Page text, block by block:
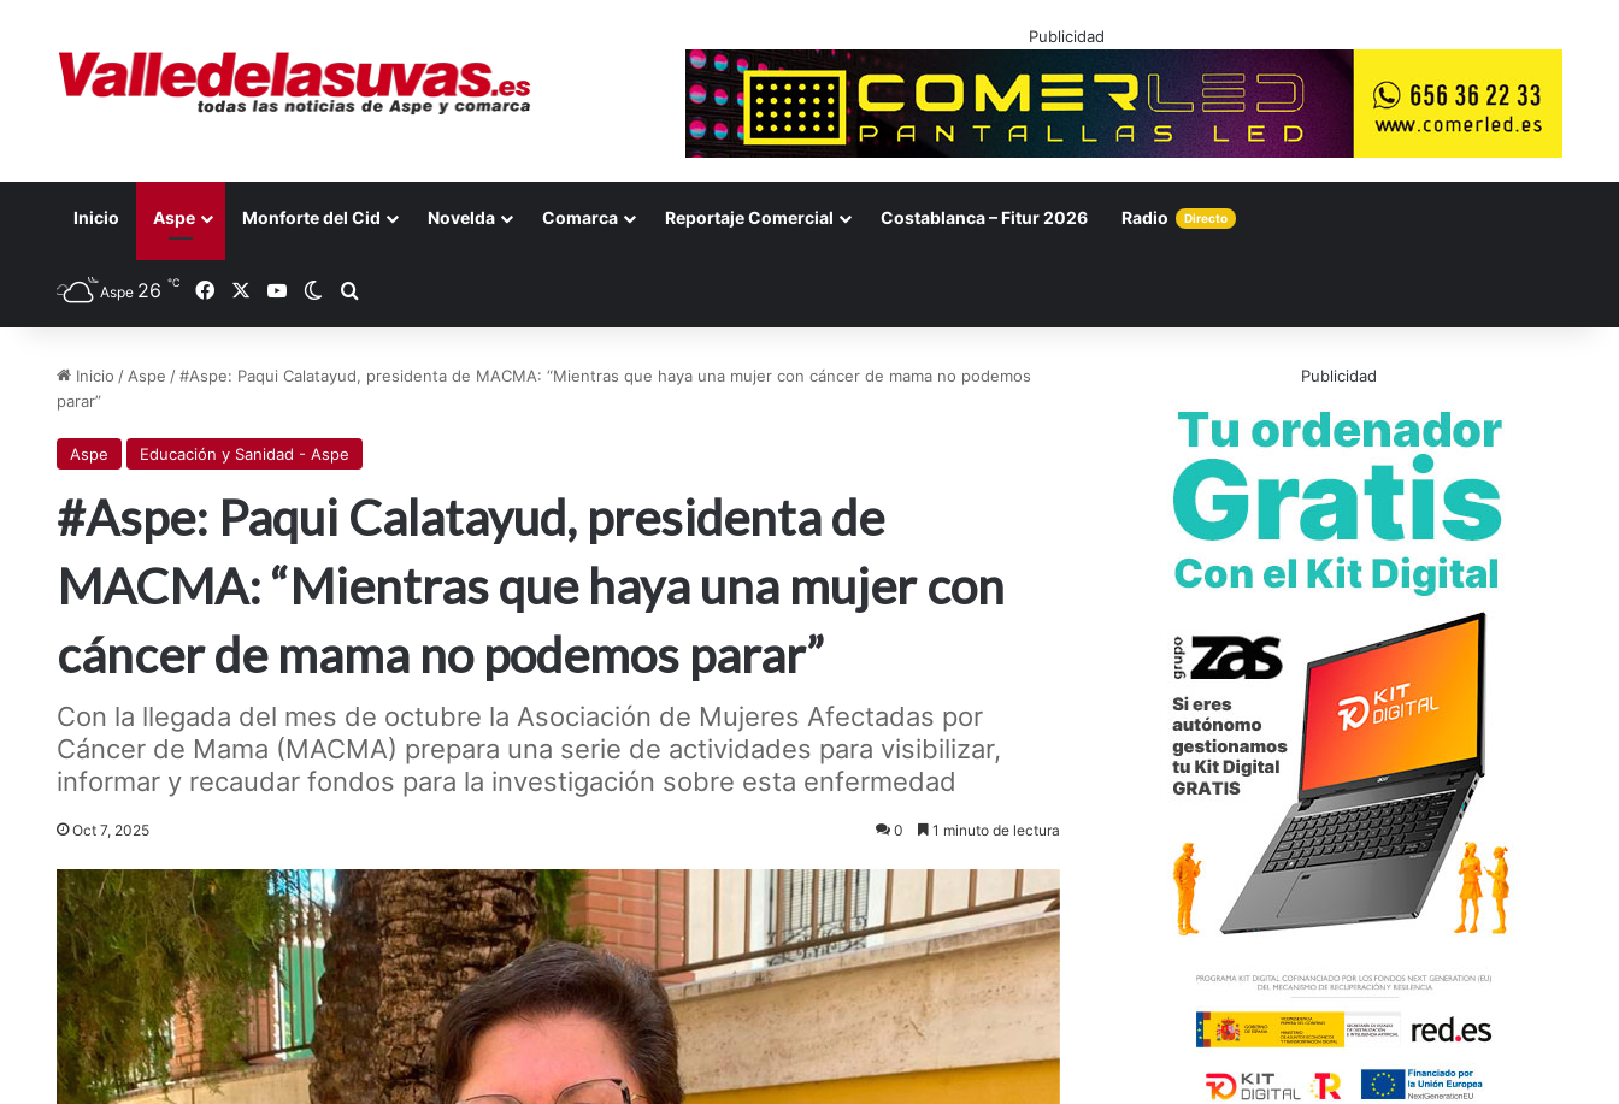
Publicidad
Inicio Aspe Monforte del Cid Novelda Comarca Reportaje Comercial Costablanca – Fitur 2026 Radio Directo
Aspe 26 ℃ FacebookYouTubeSwitch skin
Inicio / Aspe /#Aspe: Paqui Calatayud, presidenta de MACMA: “Mientras que haya una mujer con cáncer de mama no podemos
parar”
Aspe Educación y Sanidad - Aspe
#Aspe: Paqui Calatayud, presidenta de
MACMA: “Mientras que haya una mujer con
cáncer de mama no podemos parar”
Con la llegada del mes de octubre la Asociación de Mujeres Afectadas por
Cáncer de Mama (MACMA) prepara una serie de actividades para visibilizar,
informar y recaudar fondos para la investigación sobre esta enfermedad
Oct 7, 2025 0 1 minuto de lectura
Publicidad